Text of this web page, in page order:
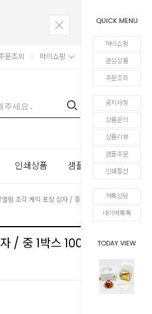
QUICK MENU
마이쇼핑
관심상품
주문조회
공지사항
상품문의
상품리뷰
샘플주문
인쇄칼선
카톡상담
네이버톡톡
TODAY VIEW
문조회 마이쇼핑 장바구니
0
인쇄상품 샘플주문
림 조각 케익 포장 상자 / 중 1박스 100개
/ 중 1박스 100개